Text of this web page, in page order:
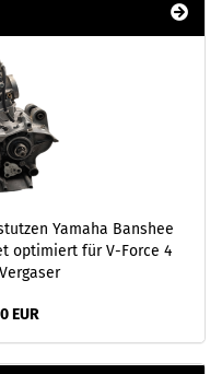
Yamaha Banshee
optimiert für V-Force 4
EUR